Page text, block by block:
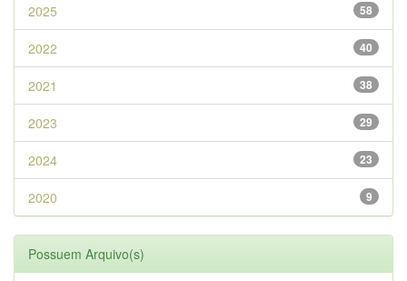
58
2025
40
2022
38
2021
29
2023
23
2024
9
2020
Possuem Arquivo(s)